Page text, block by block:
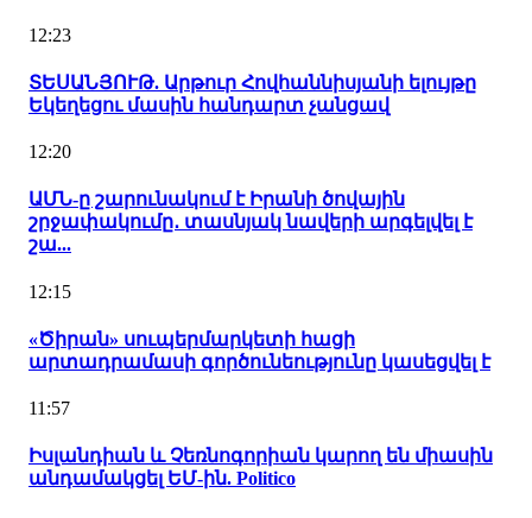
12:23
ՏԵՍԱՆՅՈՒԹ. Արթուր Հովհաննիսյանի ելույթը
Եկեղեցու մասին հանդարտ չանցավ
12:20
ԱՄՆ-ը շարունակում է Իրանի ծովային
շրջափակումը․ տասնյակ նավերի արգելվել է
շա...
12:15
«Ծիրան» սուպերմարկետի հացի
արտադրամասի գործունեությունը կասեցվել է
11:57
Իսլանդիան և Չեռնոգորիան կարող են միասին
անդամակցել ԵՄ-ին. Politico